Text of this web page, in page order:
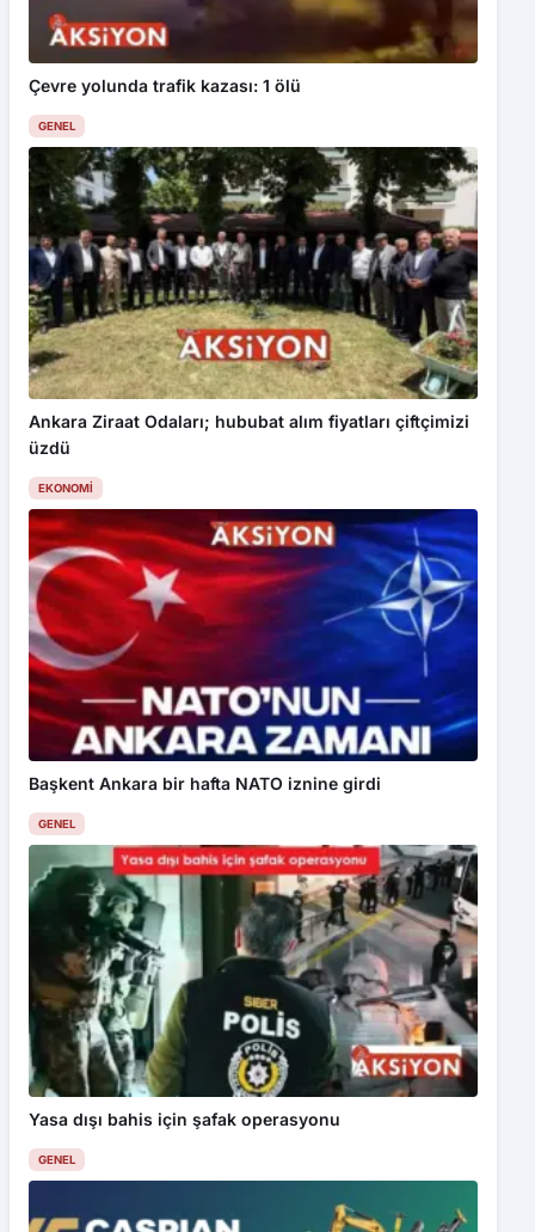
Çevre yolunda trafik kazası: 1 ölü
GENEL
Ankara Ziraat Odaları; hububat alım fiyatları çiftçimizi
üzdü
EKONOMI
Başkent Ankara bir hafta NATO iznine girdi
GENEL
Yasa dışı bahis için şafak operasyonu
GENEL